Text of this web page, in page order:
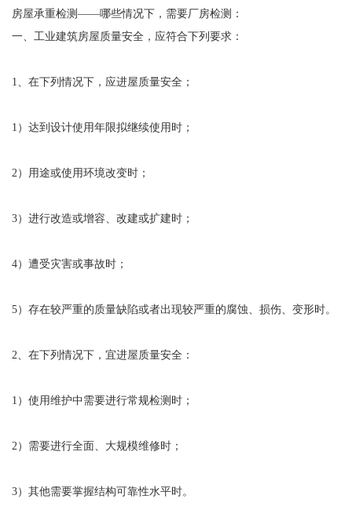
房屋承重检测——哪些情况下，需要厂房检测：
一、工业建筑房屋质量安全，应符合下列要求：
1、在下列情况下，应进屋质量安全；
1）达到设计使用年限拟继续使用时；
2）用途或使用环境改变时；
3）进行改造或增容、改建或扩建时；
4）遭受灾害或事故时；
5）存在较严重的质量缺陷或者出现较严重的腐蚀、损伤、变形时。
2、在下列情况下，宜进屋质量安全：
1）使用维护中需要进行常规检测时；
2）需要进行全面、大规模维修时；
3）其他需要掌握结构可靠性水平时。